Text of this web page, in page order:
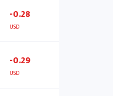
-0.28
USD
-0.29
USD